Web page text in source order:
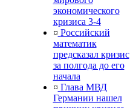
экономического
кризиса 3-4
¤ Российский
математик
предсказал кризис
за полгода до его
начала
¤ Глава МВД
Германии нашел